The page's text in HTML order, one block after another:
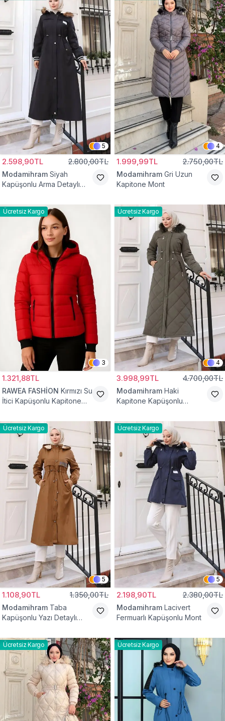
5
2.598,90TL 2.800,00TL
Modamihram Siyah
Kapüşonlu Arma Detaylı
4
1.999,99TL 2.750,00TL
Modamihram Gri Uzun
Kapitone Mont
Ücretsiz Kargo
3
1.321,88TL
RAWEA FASHİON Kırmızı Su
İtici Kapüşonlu Kapitone
Ücretsiz Kargo
4
3.998,99TL 4.700,00TL
Modamihram Haki
Kapitone Kapüşonlu
Ücretsiz Kargo
5
1.108,90TL 1.350,00TL
Modamihram Taba
Kapüşonlu Yazı Detaylı
Ücretsiz Kargo
5
2.198,90TL 2.380,00TL
Modamihram Lacivert
Fermuarlı Kapüşonlu Mont
Ücretsiz Kargo Ücretsiz Kargo